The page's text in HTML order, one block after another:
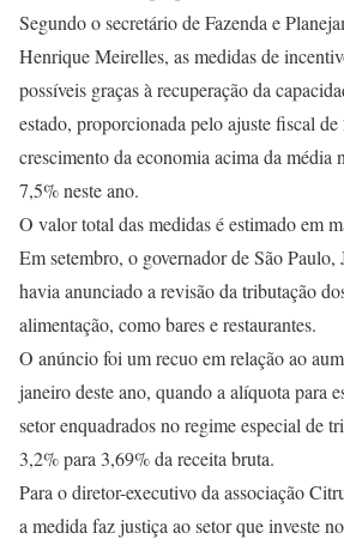
Segundo o secretário de Fazenda e
Henrique Meirelles, as medidas de
possíveis graças à recuperação da
estado, proporcionada pelo ajuste fiscal
crescimento da economia acima da média
7,5% neste ano.
O valor total das medidas é estimado em
Em setembro, o governador de São
havia anunciado a revisão da tributação
alimentação, como bares e restaurantes.
O anúncio foi um recuo em relação ao
janeiro deste ano, quando a alíquota para
setor enquadrados no regime especial de
3,2% para 3,69% da receita bruta.
Para o diretor-executivo da associação
a medida faz justiça ao setor que investe